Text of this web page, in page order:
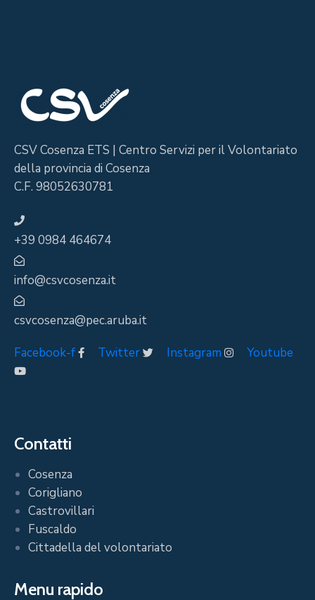
CSV Cosenza ETS | Centro Servizi per il Volontariato
della provincia di Cosenza
C.F. 98052630781
+39 0984 464674
info@csvcosenza.it
csvcosenza@pec.aruba.it
Facebook-f
Twitter Instagram Youtube
Contatti
Cosenza
Corigliano
Castrovillari
Fuscaldo
Cittadella del volontariato
Menu rapido